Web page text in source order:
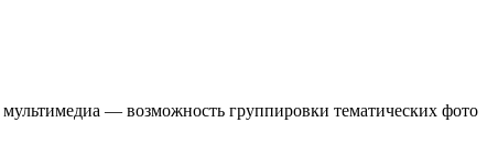
мультимедиа — возможность группировки тематических фото